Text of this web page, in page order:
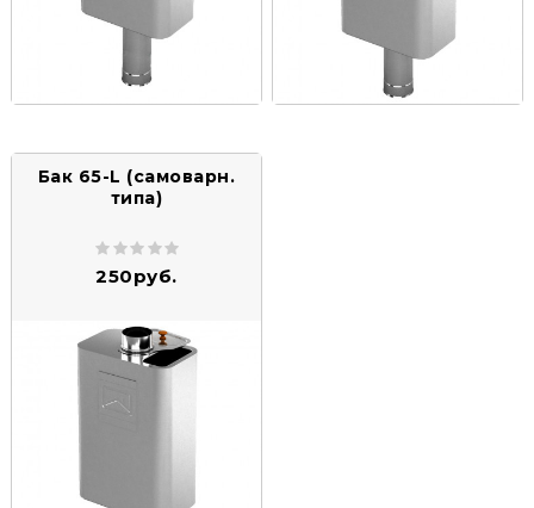
Бак 65-L (самоварн.
типа)
250руб.